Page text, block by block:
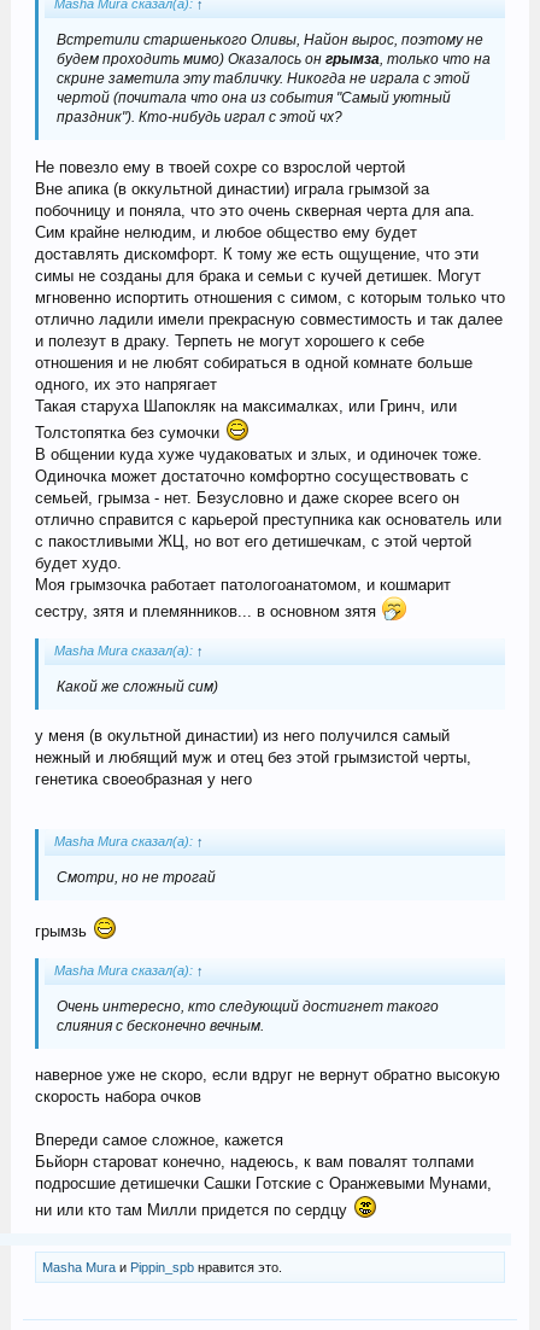
Masha Mura сказал(а): ↑
Встретили старшенького Оливы, Найон вырос, поэтому не
будем проходить мимо) Оказалось он грымза, только что на
скрине заметила эту табличку. Никогда не играла с этой
чертой (почитала что она из события "Самый уютный
праздник"). Кто-нибудь играл с этой чх?
Не повезло ему в твоей сохре со взрослой чертой
Вне апика (в оккультной династии) играла грымзой за
побочницу и поняла, что это очень скверная черта для апа.
Сим крайне нелюдим, и любое общество ему будет
доставлять дискомфорт. К тому же есть ощущение, что эти
симы не созданы для брака и семьи с кучей детишек. Могут
мгновенно испортить отношения с симом, с которым только что
отлично ладили имели прекрасную совместимость и так далее
и полезут в драку. Терпеть не могут хорошего к себе
отношения и не любят собираться в одной комнате больше
одного, их это напрягает
Такая старуха Шапокляк на максималках, или Гринч, или
Толстопятка без сумочки
В общении куда хуже чудаковатых и злых, и одиночек тоже.
Одиночка может достаточно комфортно сосуществовать с
семьей, грымза - нет. Безусловно и даже скорее всего он
отлично справится с карьерой преступника как основатель или
с пакостливыми ЖЦ, но вот его детишечкам, с этой чертой
будет худо.
Моя грымзочка работает патологоанатомом, и кошмарит
сестру, зятя и племянников... в основном зятя
Masha Mura сказал(а): ↑
Какой же сложный сим)
у меня (в окультной династии) из него получился самый
нежный и любящий муж и отец без этой грымзистой черты,
генетика своеобразная у него
Masha Mura сказал(а): ↑
Смотри, но не трогай
грымзь
Masha Mura сказал(а): ↑
Очень интересно, кто следующий достигнет такого
слияния с бесконечно вечным.
наверное уже не скоро, если вдруг не вернут обратно высокую
скорость набора очков
Впереди самое сложное, кажется
Бьйорн староват конечно, надеюсь, к вам повалят толпами
подросшие детишечки Сашки Готские с Оранжевыми Мунами,
ни или кто там Милли придется по сердцу
Masha Muraи Pippin_spbнравится это.